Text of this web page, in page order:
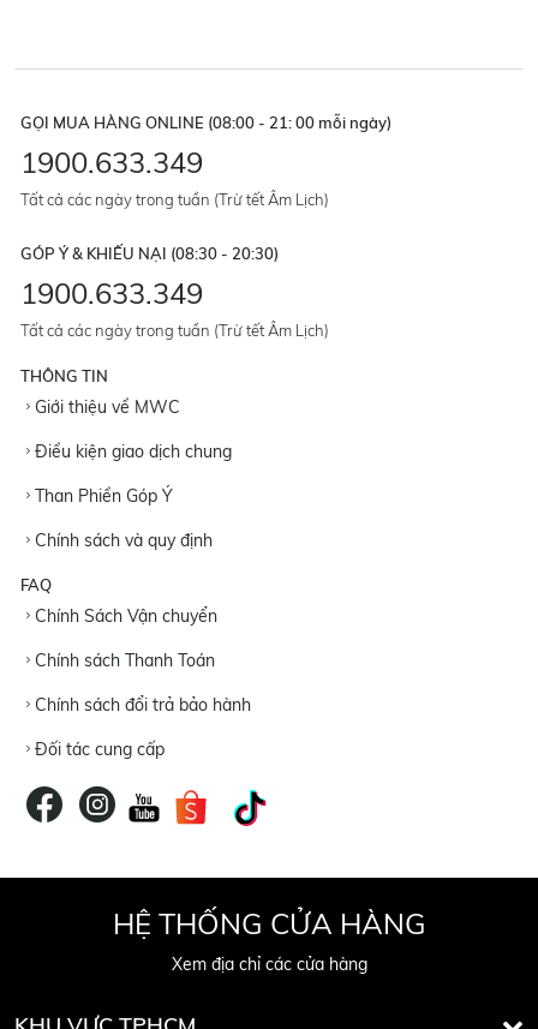
GỌI MUA HÀNG ONLINE (08:00 - 21: 00 mỗi ngày)
1900.633.349
Tất cả các ngày trong tuần (Trừ tết Âm Lịch)
GÓP Ý & KHIẾU NẠI (08:30 - 20:30)
1900.633.349
Tất cả các ngày trong tuần (Trừ tết Âm Lịch)
THÔNG TIN
Giới thiệu về MWC
Điều kiện giao dịch chung
Than Phiền Góp Ý
Chính sách và quy định
FAQ
Chính Sách Vận chuyển
Chính sách Thanh Toán
Chính sách đổi trả bảo hành
Đối tác cung cấp
HỆ THỐNG CỬA HÀNG
Xem địa chỉ các cửa hàng